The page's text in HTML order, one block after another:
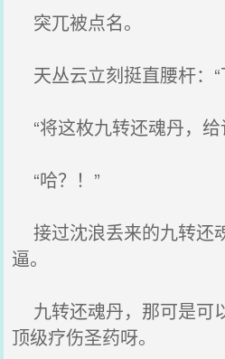
突兀被点名。
天丛云立刻挺直腰杆：“
“将这枚九转还魂丹，给
“哈？！”
接过沈浪丢来的九转还
逼。
九转还魂丹，那可是可
顶级疗伤圣药呀。